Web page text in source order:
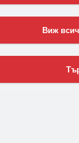
Виж